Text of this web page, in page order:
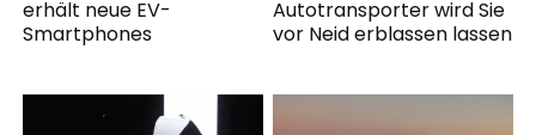
erhält neue EV-
Smartphones
Autotransporter wird Sie
vor Neid erblassen lassen